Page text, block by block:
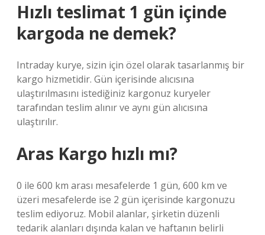
Hızlı teslimat 1 gün içinde
kargoda ne demek?
Intraday kurye, sizin için özel olarak tasarlanmış bir
kargo hizmetidir. Gün içerisinde alıcısına
ulaştırılmasını istediğiniz kargonuz kuryeler
tarafından teslim alınır ve aynı gün alıcısına
ulaştırılır.
Aras Kargo hızlı mı?
0 ile 600 km arası mesafelerde 1 gün, 600 km ve
üzeri mesafelerde ise 2 gün içerisinde kargonuzu
teslim ediyoruz. Mobil alanlar, şirketin düzenli
tedarik alanları dışında kalan ve haftanın belirli